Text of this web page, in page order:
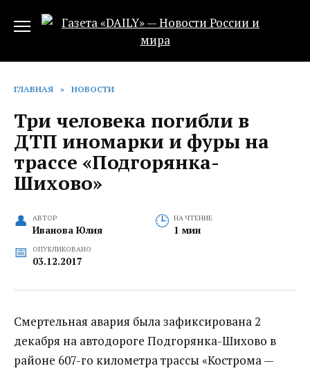
ГЛАВНАЯ » НОВОСТИ
Три человека погибли в
ДТП иномарки и фуры на
трассе «Подгорянка-
Шихово»
АВТОР
Иванова Юлия
НА ЧТЕНИЕ
1 мин
ОПУБЛИКОВАНО
03.12.2017
Смертельная авария была зафиксирована 2
декабря на автодороге Подгорянка-Шихово в
районе 607-го километра трассы «Кострома —